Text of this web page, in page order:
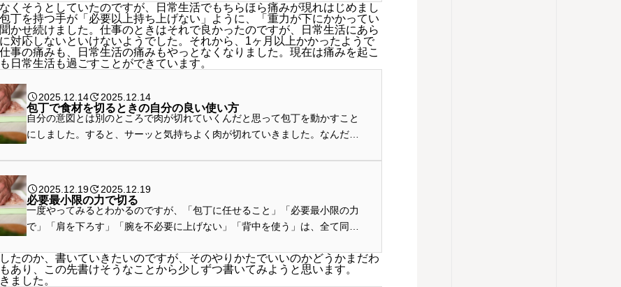
くそうとしていたのですが、日常生活でもちらほら痛みが現れはじめまし
丁を持つ手が「必要以上持ち上げない」ように、「重力が下にかかってい
かせ続けました。仕事のときはそれで良かったのですが、日常生活にあら
対応しないといけないようでした。それから、1ヶ月以上かかったようで
事の痛みも、日常生活の痛みもやっとなくなりました。現在は痛みを起こ
日常生活も過ごすことができています。
2025.12.14 2025.12.14
包丁で食材を切るときの自分の良い使い方
自分の意図とは別のところで肉が切れていくんだと思って包丁を動かすこと
にしました。すると、サーッと気持ちよく肉が切れていきました。なんだ、
2025.12.19 2025.12.19
必要最小限の力で切る
一度やってみるとわかるのですが、「包丁に任せること」「必要最小限の力
で」「肩を下ろす」「腕を不必要に上げない」「背中を使う」は、全て同じ
たのか、書いていきたいのですが、そのやりかたでいいのかどうかまだわ
あり、この先書けそうなことから少しずつ書いてみようと思います。
ました。